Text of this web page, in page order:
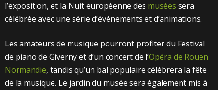
l’exposition, et la Nuit européenne des musées sera
célébrée avec une série d’événements et d’animations.
Les amateurs de musique pourront profiter du Festival
de piano de Giverny et d’un concert de l’Opéra de Rouen
Normandie, tandis qu’un bal populaire célébrera la fête
de la musique. Le jardin du musée sera également mis à